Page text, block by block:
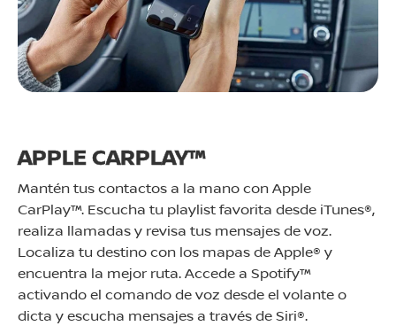
APPLE CARPLAY™
Mantén tus contactos a la mano con Apple
CarPlay™. Escucha tu playlist favorita desde iTunes®,
realiza llamadas y revisa tus mensajes de voz.
Localiza tu destino con los mapas de Apple® y
encuentra la mejor ruta. Accede a Spotify™
activando el comando de voz desde el volante o
dicta y escucha mensajes a través de Siri®.